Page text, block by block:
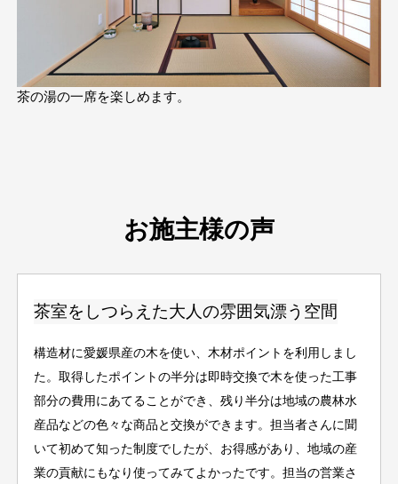
茶の湯の一席を楽しめます。
お施主様の声
茶室をしつらえた大人の雰囲気漂う空間
構造材に愛媛県産の木を使い、木材ポイントを利用しまし
た。取得したポイントの半分は即時交換で木を使った工事
部分の費用にあてることができ、残り半分は地域の農林水
産品などの色々な商品と交換ができます。担当者さんに聞
いて初めて知った制度でしたが、お得感があり、地域の産
業の貢献にもなり使ってみてよかったです。担当の営業さ